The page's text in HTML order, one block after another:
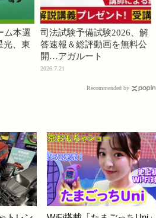
ム本選
光、東
司法試験予備試験2026、解
答速報＆総評動画を無料公
開…アガルート
2026.7.21
Recommended by